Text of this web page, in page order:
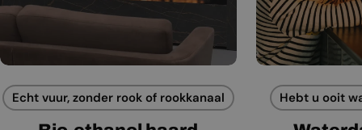
Echt vuur, zonder rook of rookkanaal Hebt u ooit